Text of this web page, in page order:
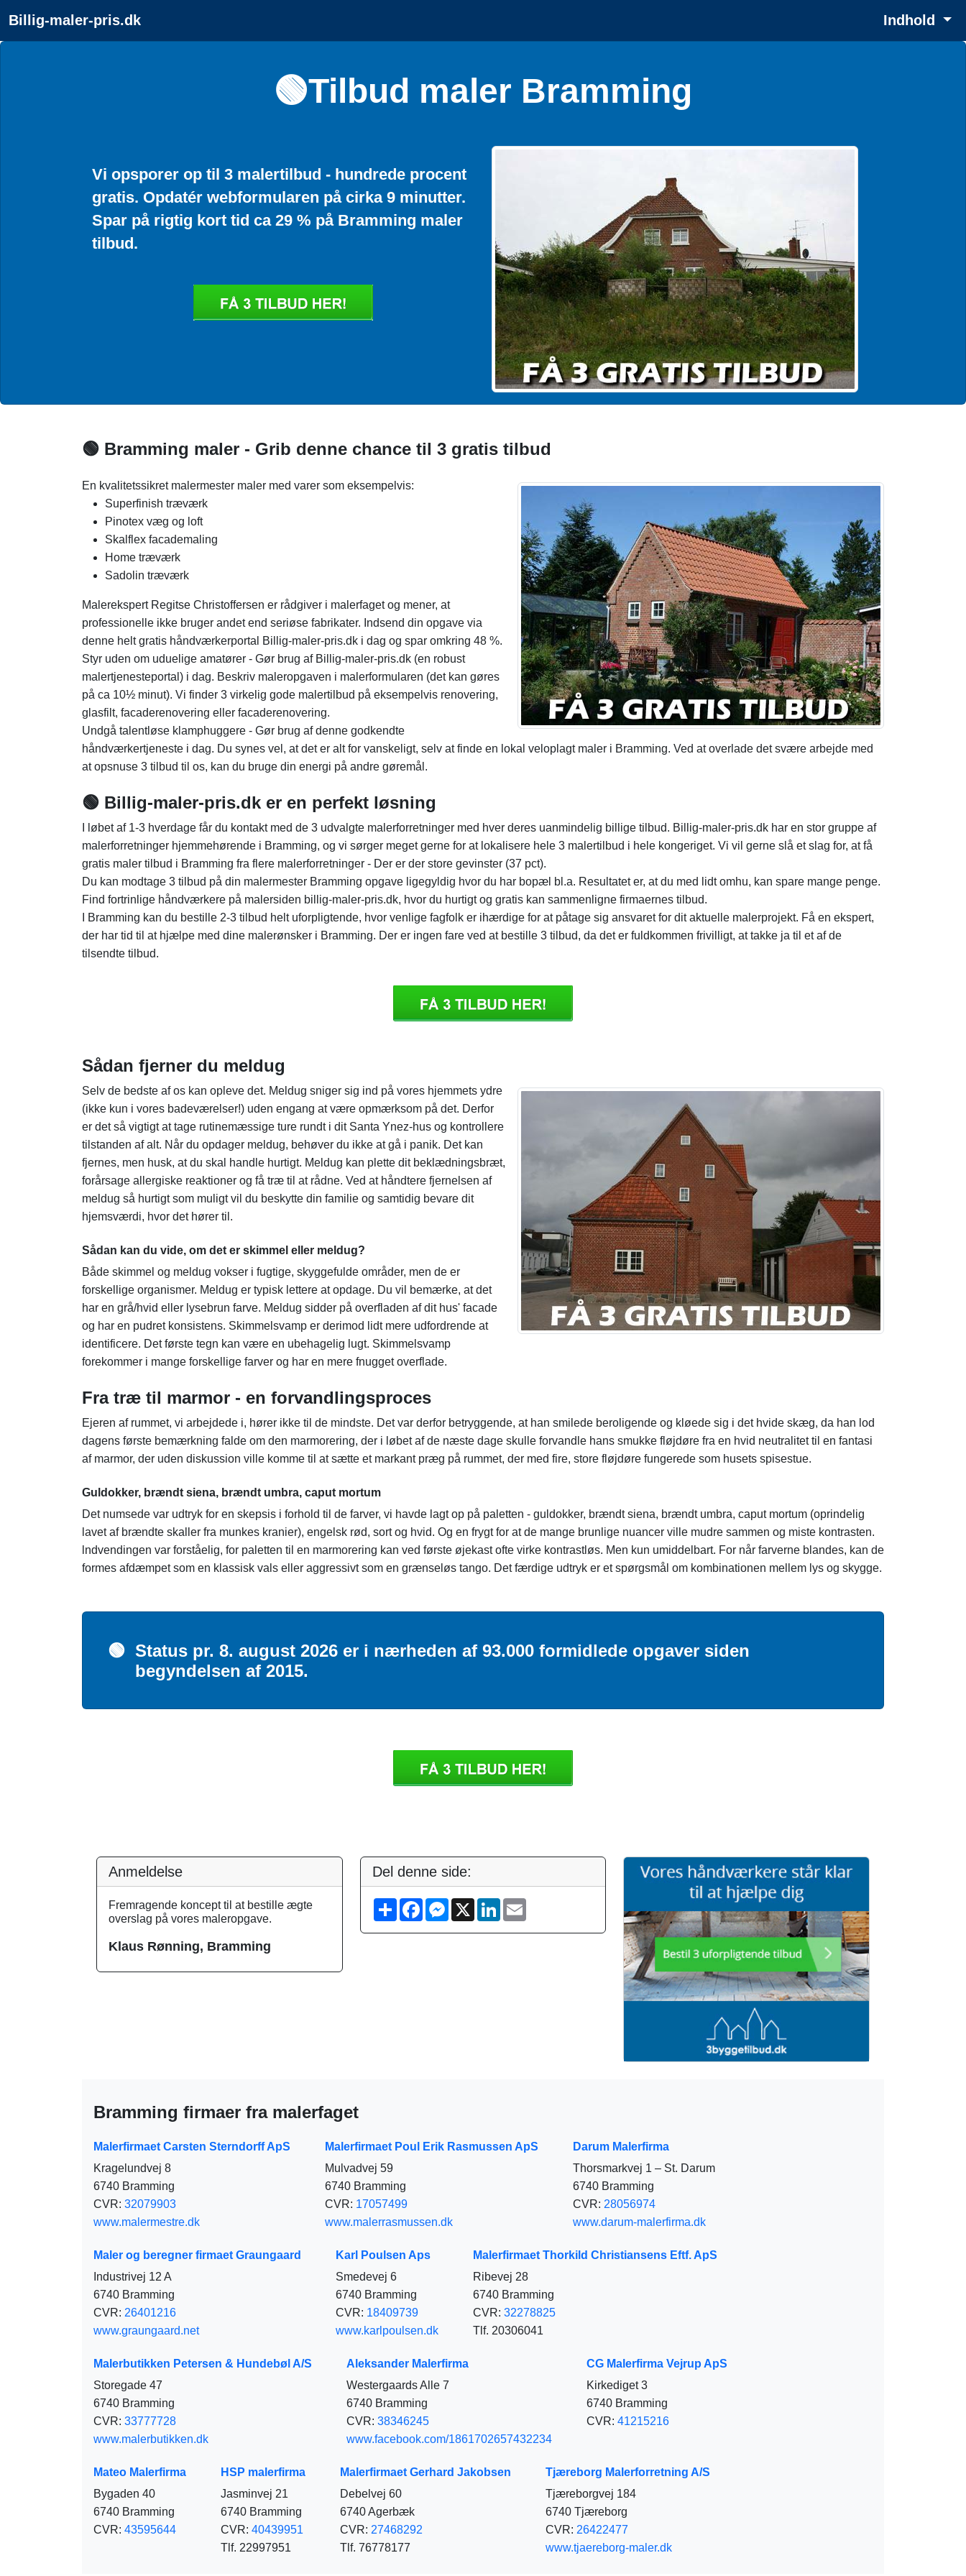
Billig-maler-pris.dk Indhold
🟢Tilbud maler Bramming
Vi opsporer op til 3 malertilbud - hundrede procent
gratis. Opdatér webformularen på cirka 9 minutter.
Spar på rigtig kort tid ca 29 % på Bramming maler
tilbud.
🟢 Bramming maler - Grib denne chance til 3 gratis tilbud
En kvalitetssikret malermester maler med varer som eksempelvis:
Superfinish træværk
Pinotex væg og loft
Skalflex facademaling
Home træværk
Sadolin træværk
Malerekspert Regitse Christoffersen er rådgiver i malerfaget og mener, at
professionelle ikke bruger andet end seriøse fabrikater. Indsend din opgave via
denne helt gratis håndværkerportal Billig-maler-pris.dk i dag og spar omkring 48 %.
Styr uden om uduelige amatører - Gør brug af Billig-maler-pris.dk (en robust
malertjenesteportal) i dag. Beskriv maleropgaven i malerformularen (det kan gøres
på ca 10½ minut). Vi finder 3 virkelig gode malertilbud på eksempelvis renovering,
glasfilt, facaderenovering eller facaderenovering.
Undgå talentløse klamphuggere - Gør brug af denne godkendte
håndværkertjeneste i dag. Du synes vel, at det er alt for vanskeligt, selv at finde en lokal veloplagt maler i Bramming. Ved at overlade det svære arbejde med
at opsnuse 3 tilbud til os, kan du bruge din energi på andre gøremål.
🟢 Billig-maler-pris.dk er en perfekt løsning
I løbet af 1-3 hverdage får du kontakt med de 3 udvalgte malerforretninger med hver deres uanmindelig billige tilbud. Billig-maler-pris.dk har en stor gruppe af
malerforretninger hjemmehørende i Bramming, og vi sørger meget gerne for at lokalisere hele 3 malertilbud i hele kongeriget. Vi vil gerne slå et slag for, at få
gratis maler tilbud i Bramming fra flere malerforretninger - Der er der store gevinster (37 pct).
Du kan modtage 3 tilbud på din malermester Bramming opgave ligegyldig hvor du har bopæl bl.a. Resultatet er, at du med lidt omhu, kan spare mange penge.
Find fortrinlige håndværkere på malersiden billig-maler-pris.dk, hvor du hurtigt og gratis kan sammenligne firmaernes tilbud.
I Bramming kan du bestille 2-3 tilbud helt uforpligtende, hvor venlige fagfolk er ihærdige for at påtage sig ansvaret for dit aktuelle malerprojekt. Få en ekspert,
der har tid til at hjælpe med dine malerønsker i Bramming. Der er ingen fare ved at bestille 3 tilbud, da det er fuldkommen frivilligt, at takke ja til et af de
tilsendte tilbud.
Sådan fjerner du meldug
Selv de bedste af os kan opleve det. Meldug sniger sig ind på vores hjemmets ydre
(ikke kun i vores badeværelser!) uden engang at være opmærksom på det. Derfor
er det så vigtigt at tage rutinemæssige ture rundt i dit Santa Ynez-hus og kontrollere
tilstanden af alt. Når du opdager meldug, behøver du ikke at gå i panik. Det kan
fjernes, men husk, at du skal handle hurtigt. Meldug kan plette dit beklædningsbræt,
forårsage allergiske reaktioner og få træ til at rådne. Ved at håndtere fjernelsen af
meldug så hurtigt som muligt vil du beskytte din familie og samtidig bevare dit
hjemsværdi, hvor det hører til.
Sådan kan du vide, om det er skimmel eller meldug?
Både skimmel og meldug vokser i fugtige, skyggefulde områder, men de er
forskellige organismer. Meldug er typisk lettere at opdage. Du vil bemærke, at det
har en grå/hvid eller lysebrun farve. Meldug sidder på overfladen af dit hus' facade
og har en pudret konsistens. Skimmelsvamp er derimod lidt mere udfordrende at
identificere. Det første tegn kan være en ubehagelig lugt. Skimmelsvamp
forekommer i mange forskellige farver og har en mere fnugget overflade.
Fra træ til marmor - en forvandlingsproces
Ejeren af rummet, vi arbejdede i, hører ikke til de mindste. Det var derfor betryggende, at han smilede beroligende og kløede sig i det hvide skæg, da han lod
dagens første bemærkning falde om den marmorering, der i løbet af de næste dage skulle forvandle hans smukke fløjdøre fra en hvid neutralitet til en fantasi
af marmor, der uden diskussion ville komme til at sætte et markant præg på rummet, der med fire, store fløjdøre fungerede som husets spisestue.
Guldokker, brændt siena, brændt umbra, caput mortum
Det numsede var udtryk for en skepsis i forhold til de farver, vi havde lagt op på paletten - guldokker, brændt siena, brændt umbra, caput mortum (oprindelig
lavet af brændte skaller fra munkes kranier), engelsk rød, sort og hvid. Og en frygt for at de mange brunlige nuancer ville mudre sammen og miste kontrasten.
lndvendingen var forståelig, for paletten til en marmorering kan ved første øjekast ofte virke kontrastløs. Men kun umiddelbart. For når farverne blandes, kan de
formes afdæmpet som en klassisk vals eller aggressivt som en grænseløs tango. Det færdige udtryk er et spørgsmål om kombinationen mellem lys og skygge.
🟢 Status pr. 8. august 2026 er i nærheden af 93.000 formidlede opgaver siden
begyndelsen af 2015.
Anmeldelse
Fremragende koncept til at bestille ægte
overslag på vores maleropgave.
Klaus Rønning, Bramming
Del denne side:
S
h
F
M
X
L
E
Bramming firmaer fra malerfaget
Malerfirmaet Carsten Sterndorff ApS
Kragelundvej 8
6740 Bramming
CVR: 32079903
www.malermestre.dk
Malerfirmaet Poul Erik Rasmussen ApS
Mulvadvej 59
6740 Bramming
CVR: 17057499
www.malerrasmussen.dk
Darum Malerfirma
Thorsmarkvej 1 – St. Darum
6740 Bramming
CVR: 28056974
www.darum-malerfirma.dk
Maler og beregner firmaet Graungaard
Industrivej 12 A
6740 Bramming
CVR: 26401216
www.graungaard.net
Karl Poulsen Aps
Smedevej 6
6740 Bramming
CVR: 18409739
www.karlpoulsen.dk
Malerfirmaet Thorkild Christiansens Eftf. ApS
Ribevej 28
6740 Bramming
CVR: 32278825
Tlf. 20306041
Malerbutikken Petersen & Hundebøl A/S
Storegade 47
6740 Bramming
CVR: 33777728
www.malerbutikken.dk
Aleksander Malerfirma
Westergaards Alle 7
6740 Bramming
CVR: 38346245
www.facebook.com/1861702657432234
CG Malerfirma Vejrup ApS
Kirkediget 3
6740 Bramming
CVR: 41215216
Mateo Malerfirma
Bygaden 40
6740 Bramming
CVR: 43595644
HSP malerfirma
Jasminvej 21
6740 Bramming
CVR: 40439951
Tlf. 22997951
Malerfirmaet Gerhard Jakobsen
Debelvej 60
6740 Agerbæk
CVR: 27468292
Tlf. 76778177
Tjæreborg Malerforretning A/S
Tjæreborgvej 184
6740 Tjæreborg
CVR: 26422477
www.tjaereborg-maler.dk